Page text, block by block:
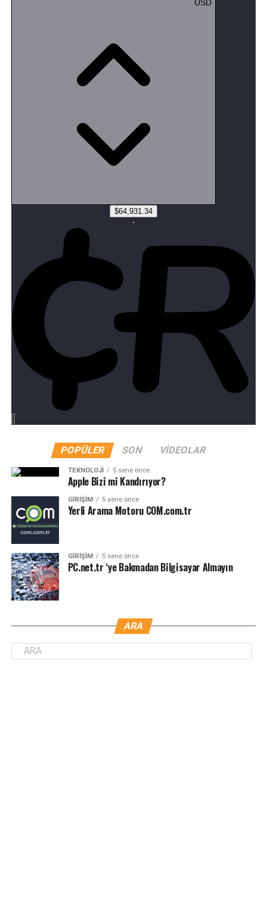
POPÜLER SON VIDEOLAR
TEKNOLOJI 5 sene önce
Apple Bizi mi Kandırıyor?
GIRIŞIM 5 sene önce
Yerli Arama Motoru COM.com.tr
GIRIŞIM 5 sene önce
PC.net.tr ‘ye Bakmadan Bilgisayar Almayın
ARA